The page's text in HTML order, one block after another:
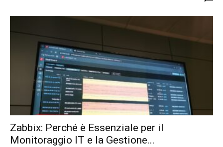
Zabbix: Perché è Essenziale per il
Monitoraggio IT e la Gestione...